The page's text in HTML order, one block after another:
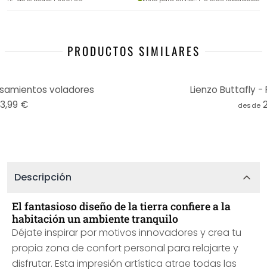
PRODUCTOS SIMILARES
voladores
€
Lienzo Buttafly -
desde
Descripción
El fantasioso diseño de la tierra confiere a la
habitación un ambiente tranquilo
Déjate inspirar por motivos innovadores y crea tu
propia zona de confort personal para relajarte y
disfrutar. Esta impresión artística atrae todas las